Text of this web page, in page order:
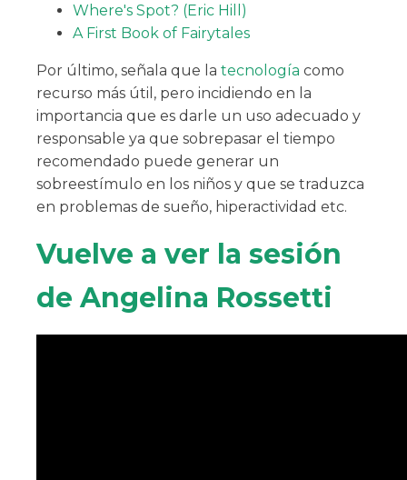
Where's Spot? (Eric Hill)
A First Book of Fairytales
Por último, señala que la tecnología como
recurso más útil, pero incidiendo en la
importancia que es darle un uso adecuado y
responsable ya que sobrepasar el tiempo
recomendado puede generar un
sobreestímulo en los niños y que se traduzca
en problemas de sueño, hiperactividad etc.
Vuelve a ver la sesión
de Angelina Rossetti